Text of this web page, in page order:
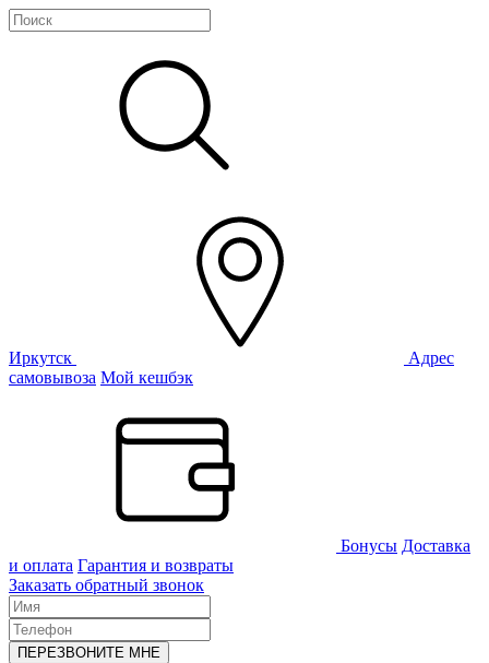
Иркутск
Адрес
самовывоза Мой кешбэк
Бонусы Доставка
и оплата Гарантия и возвраты
Заказать обратный звонок
ПЕРЕЗВОНИТЕ МНЕ